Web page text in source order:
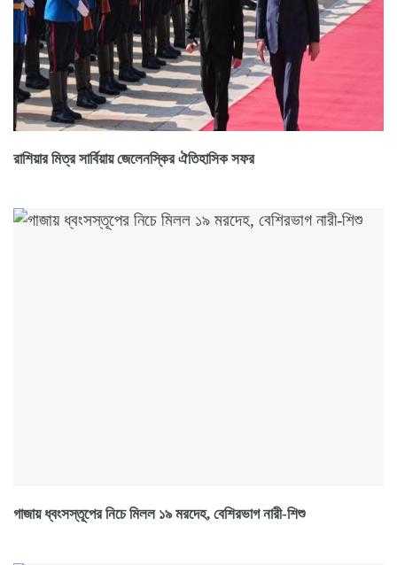
রাশিয়ার মিত্র সার্বিয়ায় জেলেনস্কির ঐতিহাসিক সফর
গাজায় ধ্বংসস্তূপের নিচে মিলল ১৯ মরদেহ, বেশিরভাগ নারী-শিশু